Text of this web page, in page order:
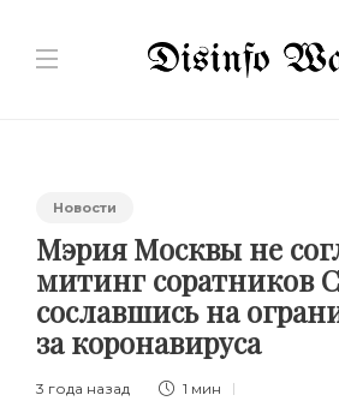
Новости
Мэрия Москвы не
митинг соратников
сославшись на
за коронавируса
3 года назад 1 мин